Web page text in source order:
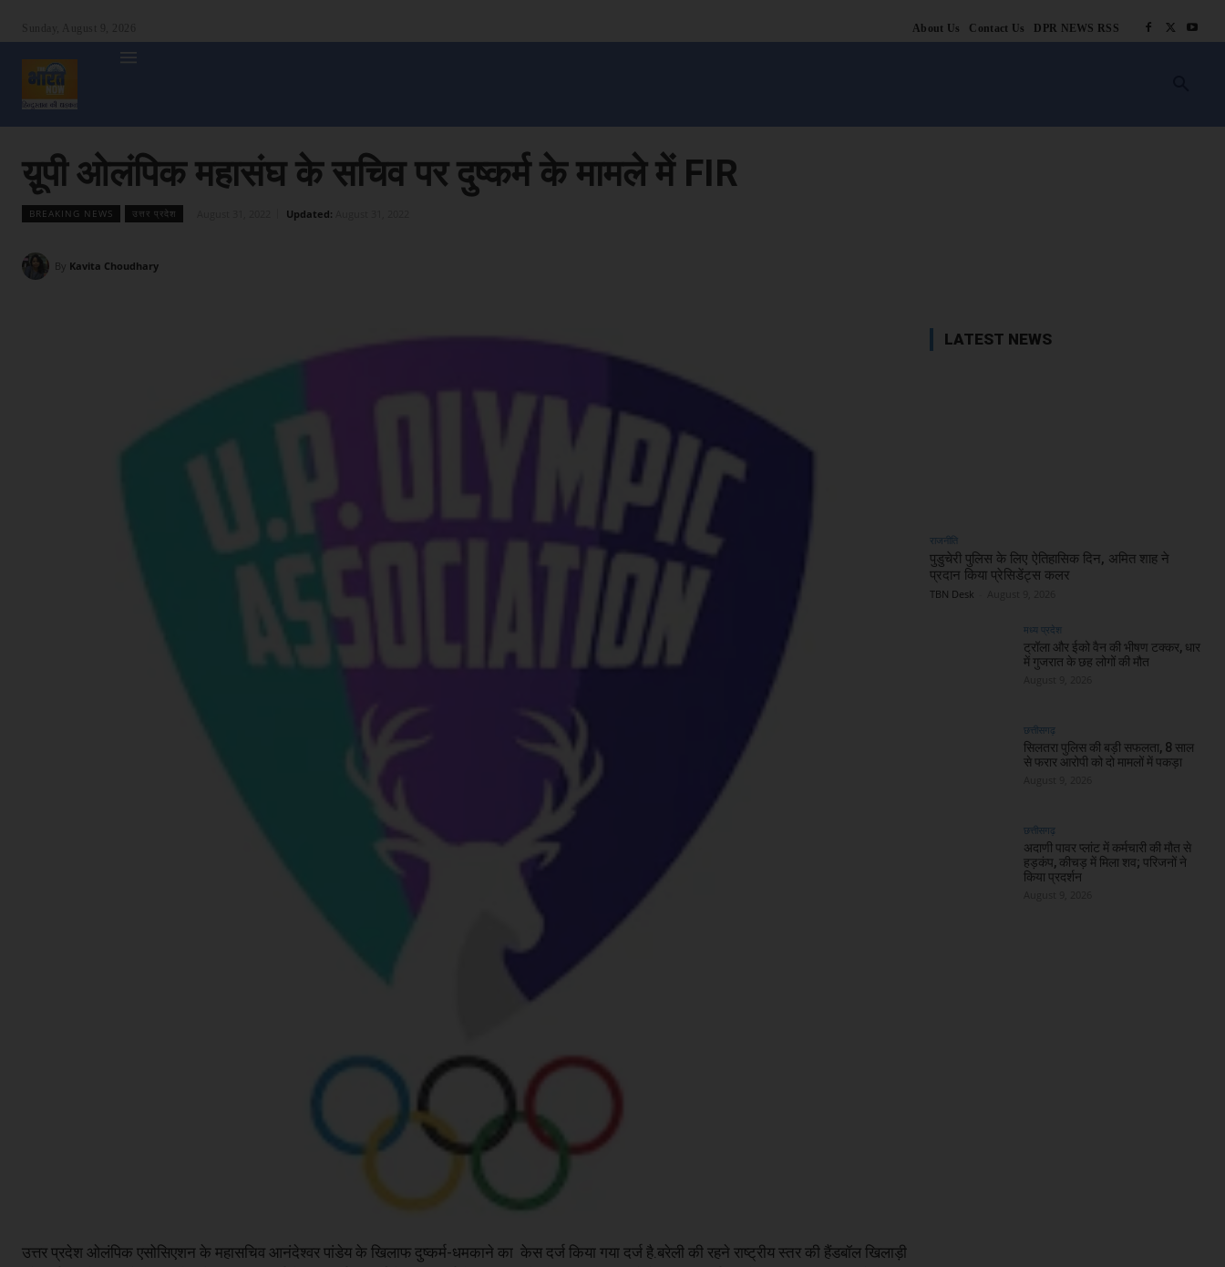
About Us Contact Us DPR NEWS RSS
य़ूपी ओलंपिक महासंघ के सचिव पर दुष्कर्म के मामले में FIR
BREAKING NEWS उत्तर प्रदेश Updated:
By Kavita Choudhary
उत्तर प्रदेश ओलंपिक एसोसिएशन के महासचिव आनंदेश्वर पांडेय के खिलाफ दुष्कर्म-धमकाने का केस दर्ज किया गया दर्ज है.बरेली की रहने राष्ट्रीय स्तर की हैंडबॉल खिलाड़ी
LATEST NEWS
राजनीति
पुडुचेरी पुलिस के लिए ऐतिहासिक दिन, अमित शाह ने
प्रदान किया प्रेसिडेंट्स कलर
TBN Desk
मध्य प्रदेश
ट्रॉला और ईको वैन की भीषण टक्कर, धार
में गुजरात के छह लोगों की मौत
छत्तीसगढ़
सिलतरा पुलिस की बड़ी सफलता, 8 साल
से फरार आरोपी को दो मामलों में पकड़ा
छत्तीसगढ़
अदाणी पावर प्लांट में कर्मचारी की मौत से
हड़कंप, कीचड़ में मिला शव; परिजनों ने
किया प्रदर्शन